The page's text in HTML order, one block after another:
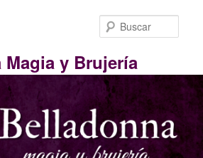
y Brujería